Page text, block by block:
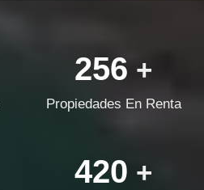
256 +
Propiedades En Renta
420 +